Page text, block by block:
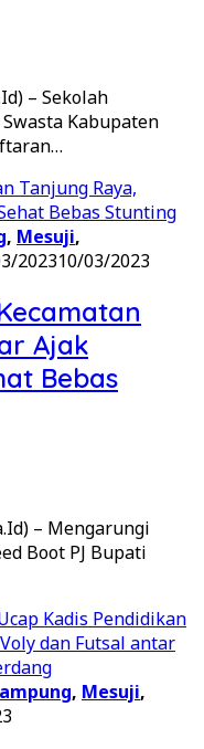
– Sekolah
Kabupaten
, Mesuji,
202310/03/2023
Ajak
Bebas
– Mengarungi
Boot PJ Bupati
, Mesuji,